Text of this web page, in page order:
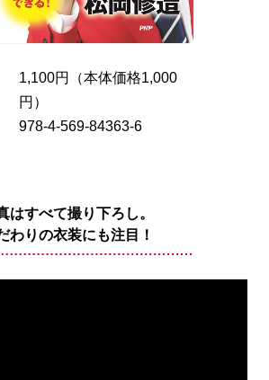
1,100円（本体価格1,000
円）
978-4-569-84363-6
はすべて撮り下ろし。
わりの衣装にも注目！